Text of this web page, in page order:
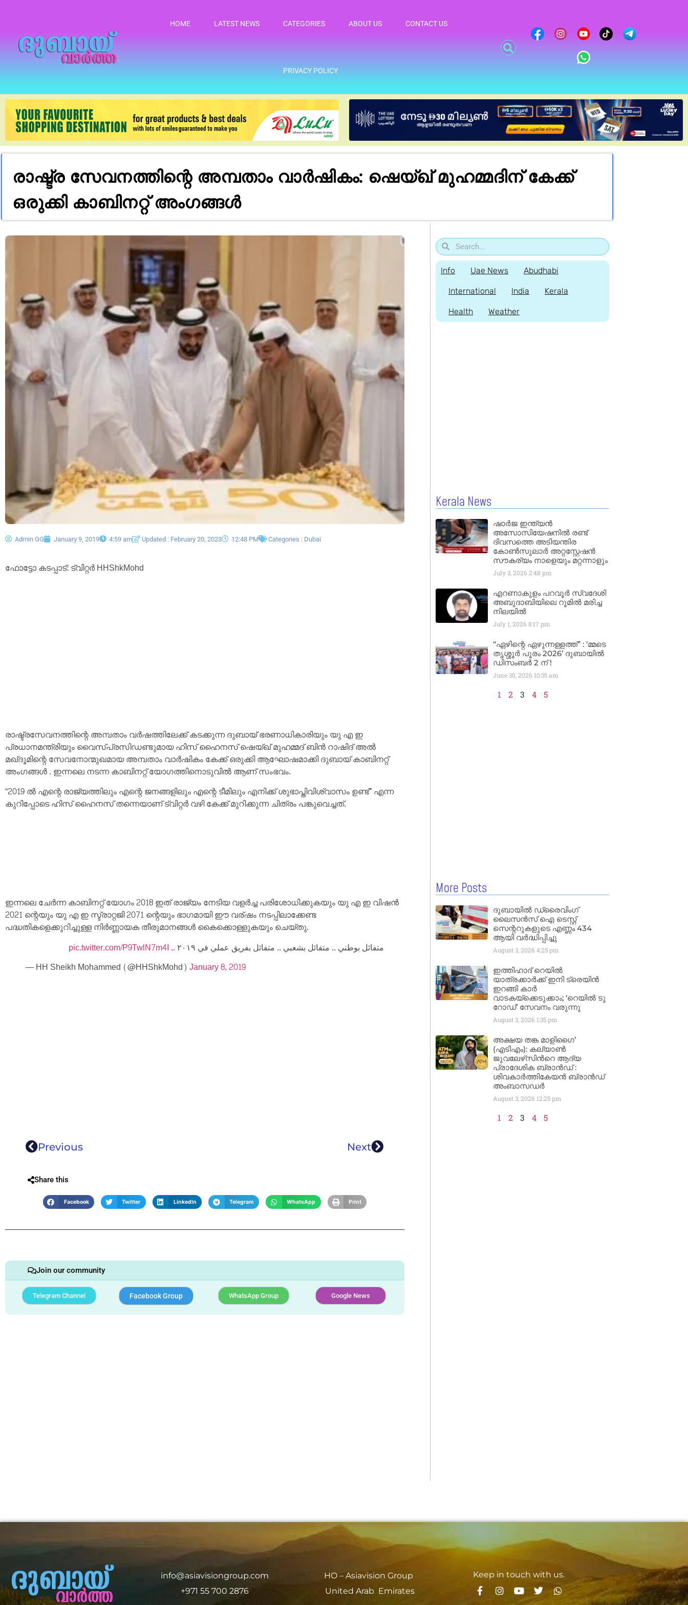
HOME LATEST NEWS CATEGORIES ABOUT US CONTACT US
PRIVACY POLICY
രാഷ്ട്ര സേവനത്തിന്റെ അമ്പതാം വാർഷികം: ഷെയ്ഖ് മുഹമ്മദിന് കേക്ക്
ഒരുക്കി കാബിനറ്റ് അംഗങ്ങൾ
Admin GG January 9, 2019 4:59 am Updated : February 20, 2023 12:48 PM Categories : Dubai
ഫോട്ടോ കടപ്പാട്: ട്വിറ്റർ HHShkMohd
രാഷ്ട്രസേവനത്തിന്റെ അമ്പതാം വർഷത്തിലേക്ക് കടക്കുന്ന ദുബായ് ഭരണാധികാരിയും യു എ ഇ
പ്രധാനമന്ത്രിയും വൈസ്‌പ്രസിഡണ്ടുമായ ഹിസ് ഹൈനസ് ഷെയ്ഖ് മുഹമ്മദ് ബിൻ റാഷിദ് അൽ
മഖ്ദൂമിന്റെ സേവനോന്മുഖമായ അമ്പതാം വാർഷികം കേക്ക് ഒരുക്കി ആഘോഷമാക്കി ദുബായ് കാബിനറ്റ്
അംഗങ്ങൾ . ഇന്നലെ നടന്ന കാബിനറ്റ് യോഗത്തിനൊടുവിൽ ആണ് സംഭവം.
“2019 ൽ എന്റെ രാജ്യത്തിലും എന്റെ ജനങ്ങളിലും എന്റെ ടീമിലും എനിക്ക് ശുഭാപ്തിവിശ്വാസം ഉണ്ട്” എന്ന
കുറിപ്പോടെ ഹിസ് ഹൈനസ് തന്നെയാണ് ട്വിറ്റർ വഴി കേക്ക് മുറിക്കുന്ന ചിത്രം പങ്കുവെച്ചത്.
ഇന്നലെ ചേർന്ന കാബിനറ്റ് യോഗം 2018 ഇത് രാജ്യം നേടിയ വളർച്ച പരിശോധിക്കുകയും യു എ ഇ വിഷൻ
2021 ന്റെയും യു എ ഇ സ്ട്രാറ്റജി 2071 ന്റെയും ഭാഗമായി ഈ വര്ഷം നടപ്പിലാക്കേണ്ട
പദ്ധതികളെക്കുറിച്ചുള്ള നിർണ്ണായക തീരുമാനങ്ങൾ കൈക്കൊള്ളുകയും ചെയ്തു.
متفائل بوطني .. متفائل بشعبي .. متفائل بفريق عملي في ٢٠١٩ ..
pic.twitter.com/P9TwlN7m4I
— HH Sheikh Mohammed (@HHShkMohd) January 8, 2019
Previous Next
Share this
Facebook Twitter LinkedIn Telegram WhatsApp Print
Join our community
Telegram Channel Facebook Group WhatsApp Group Google News
Info Uae News Abudhabi
International India Kerala
Health Weather
Kerala News
ഷാർജ ഇന്ത്യൻ
അസോസിയേഷനിൽ രണ്ട്
ദിവസത്തെ അടിയന്തിര
കോൺസുലാർ അറ്റസ്റ്റേഷൻ
സൗകര്യം നാളെയും മറ്റന്നാളും
July 3, 2026 2:48 pm
എറണാകുളം പറവൂർ സ്വദേശി
അബുദാബിയിലെ റൂമിൽ മരിച്ച
നിലയിൽ
July 1, 2026 8:17 pm
“ഏഴിന്റെ ഏഴുന്നള്ളത്ത്” : ‘മ്മടെ
തൃശ്ശൂർ പൂരം 2026’ ദുബായിൽ
ഡിസംബർ 2 ന് !
June 30, 2026 10:35 am
1 2 3 4 5
More Posts
ദുബായിൽ ഡ്രൈവിംഗ്
ലൈസൻസ് ഐ ടെസ്റ്റ്
സെന്ററുകളുടെ എണ്ണം 434
ആയി വർദ്ധിപ്പിച്ചു
August 3, 2026 4:25 pm
ഇത്തിഹാദ് റെയിൽ
യാത്രക്കാർക്ക് ഇനി ട്രെയിൻ
ഇറങ്ങി കാർ
വാടകയ്‌ക്കെടുക്കാം; ‘റെയിൽ ടു
റോഡ്’ സേവനം വരുന്നു
August 3, 2026 1:35 pm
അക്ഷയ തങ്ക മാളിഗൈ’
(എടിഎം): കല്യാണ്‍
ജുവലേഴ്‌സിന്‍റെ ആദ്യ
പ്രാദേശിക ബ്രാന്‍ഡ് :
ശിവകാര്‍ത്തികേയന്‍ ബ്രാന്‍ഡ്
അംബാസഡര്‍
August 3, 2026 12:25 pm
1 2 3 4 5
info@asiavisiongroup.com
+971 55 700 2876
HO – Asiavision Group
United Arab Emirates
Keep in touch with us.